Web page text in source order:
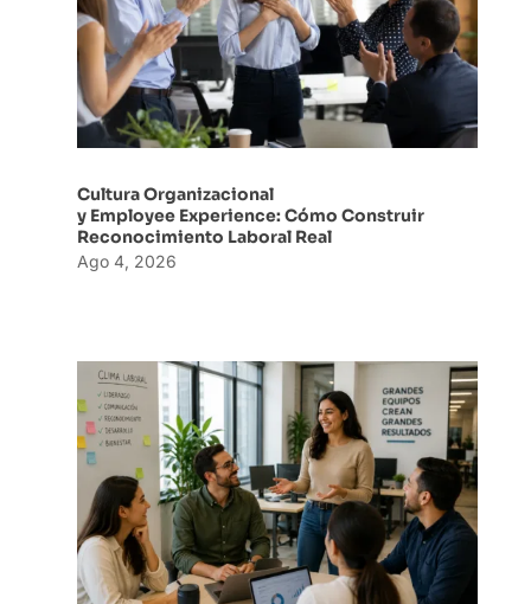
Cultura Organizacional
y Employee Experience: Cómo Construir
Reconocimiento Laboral Real
Ago 4, 2026